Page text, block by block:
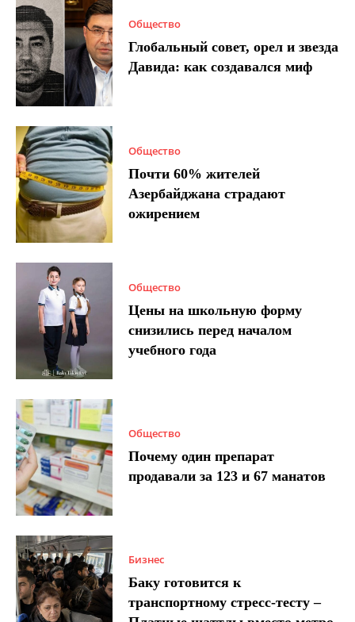
Общество
Глобальный совет, орел и звезда
Давида: как создавался миф
Общество
Почти 60% жителей
Азербайджана страдают
ожирением
Общество
Цены на школьную форму
снизились перед началом
учебного года
Общество
Почему один препарат
продавали за 123 и 67 манатов
Бизнес
Баку готовится к
транспортному стресс-тесту –